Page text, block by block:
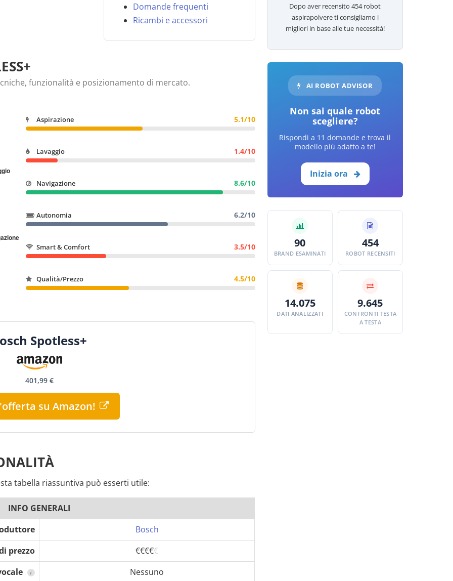
Domande frequenti
Ricambi e accessori
funzionalità e posizionamento di mercato.
Aspirazione 5.1/10
Lavaggio 1.4/10
Navigazione 8.6/10
Autonomia 6.2/10
Smart & Comfort 3.5/10
Qualità/Prezzo 4.5/10
Spotless+
401,99 €
su Amazon!
tabella riassuntiva può esserti utile:
INFO GENERALI
Bosch
prezzo
€€€€€
i Nessuno
Dopo aver recensito454robot
aspirapolvere ti consigliamo i
migliori in base alle tue necessità!
AI ROBOT ADVISOR
Non sai quale robot
scegliere?
Rispondi a 11 domande e trova il
modello più adatto a te!
Inizia ora
90
BRAND ESAMINATI
454
ROBOT RECENSITI
14.075
DATI ANALIZZATI
9.645
CONFRONTI TESTA
A TESTA